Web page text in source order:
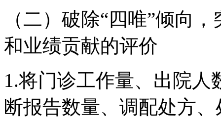
（二）破除“四唯”倾向
和业绩贡献的评价
1.将门诊工作量、出院
断报告数量、调配处方